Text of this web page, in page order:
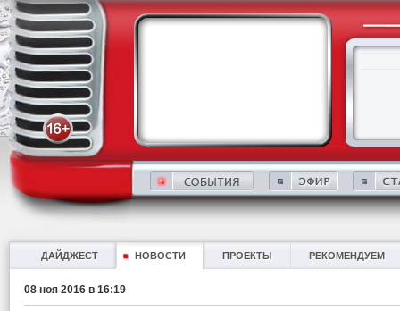
ДАЙДЖЕСТ НОВОСТИ ПРОЕКТЫ РЕКОМЕНДУЕМ
08 ноя 2016 в 16:19